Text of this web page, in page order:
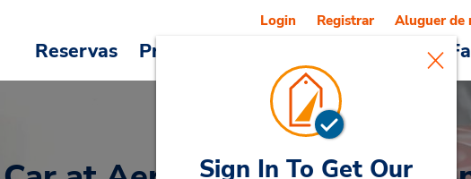
Reservas Promoções Veículos e serviços
Login Registrar Aluguer de
Sign In To Get Our